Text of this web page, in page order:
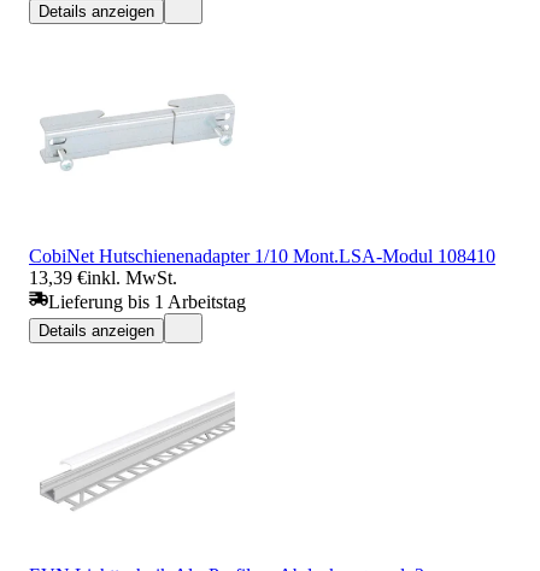
Details anzeigen
CobiNet Hutschienenadapter 1/10 Mont.LSA-Modul 108410
13,39 €inkl. MwSt.
Lieferung bis 1 Arbeitstag
Details anzeigen